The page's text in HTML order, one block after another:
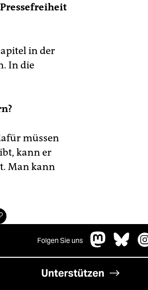
in der
In die
müssen
kann er
Man kann
Folgen Sie uns
Unterstützen